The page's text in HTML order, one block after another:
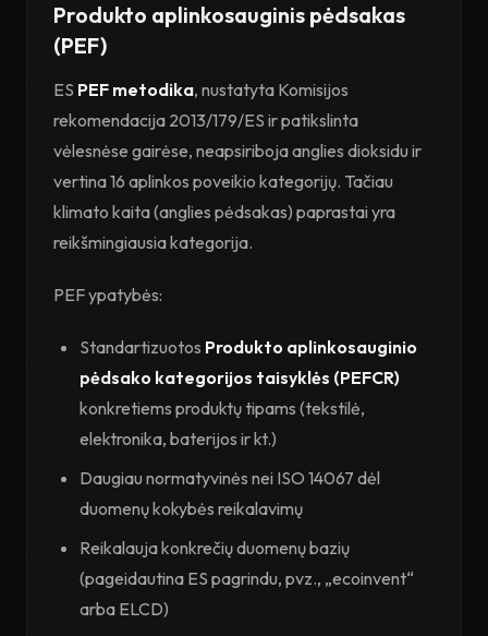
Produkto aplinkosauginis pėdsakas
(PEF)
ES PEF metodika, nustatyta Komisijos
rekomendacija 2013/179/ES ir patikslinta
vėlesnėse gairėse, neapsiriboja anglies dioksidu ir
vertina 16 aplinkos poveikio kategorijų. Tačiau
klimato kaita (anglies pėdsakas) paprastai yra
reikšmingiausia kategorija.
PEF ypatybės:
Standartizuotos Produkto aplinkosauginio
pėdsako kategorijos taisyklės (PEFCR)
konkretiems produktų tipams (tekstilė,
elektronika, baterijos ir kt.)
Daugiau normatyvinės nei ISO 14067 dėl
duomenų kokybės reikalavimų
Reikalauja konkrečių duomenų bazių
(pageidautina ES pagrindu, pvz., „ecoinvent“
arba ELCD)